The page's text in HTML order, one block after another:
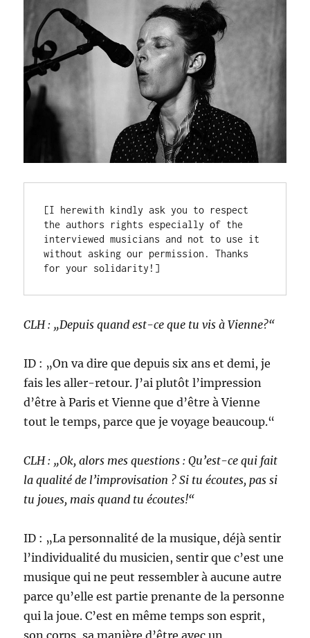
[I herewith kindly ask you to respect
the authors rights especially of the
interviewed musicians and not to use it
without asking our permission. Thanks
for your solidarity!]
CLH : „Depuis quand est-ce que tu vis à Vienne?“
ID : „On va dire que depuis six ans et demi, je
fais les aller-retour. J’ai plutôt l’impression
d’être à Paris et Vienne que d’être à Vienne
tout le temps, parce que je voyage beaucoup.“
CLH : „Ok, alors mes questions : Qu’est-ce qui fait
la qualité de l’improvisation ? Si tu écoutes, pas si
tu joues, mais quand tu écoutes!“
ID : „La personnalité de la musique, déjà sentir
l’individualité du musicien, sentir que c’est une
musique qui ne peut ressembler à aucune autre
parce qu’elle est partie prenante de la personne
qui la joue. C’est en même temps son esprit,